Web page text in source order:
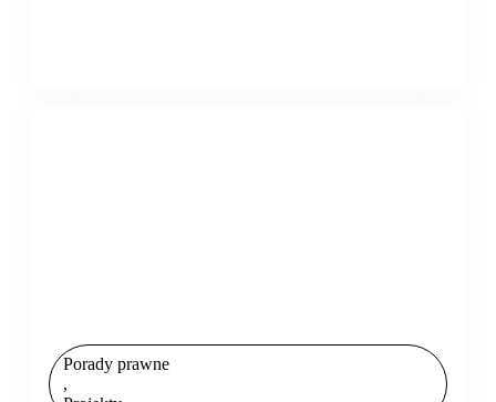
Porady prawne
,